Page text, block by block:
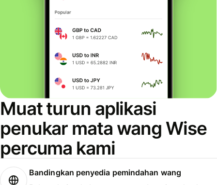
Muat turun aplikasi
penukar mata wang Wise
percuma kami
Bandingkan penyedia pemindahan wang